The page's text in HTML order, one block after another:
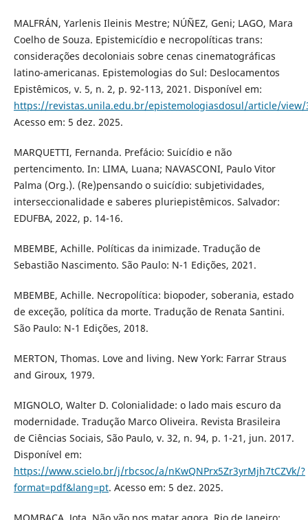
MALFRÁN, Yarlenis Ileinis Mestre; NÚÑEZ, Geni; LAGO, Mara
Coelho de Souza. Epistemicídio e necropolíticas trans:
considerações decoloniais sobre cenas cinematográficas
latino-americanas. Epistemologias do Sul: Deslocamentos
Epistêmicos, v. 5, n. 2, p. 92-113, 2021. Disponível em:
https://revistas.unila.edu.br/epistemologiasdosul/article/view/
Acesso em: 5 dez. 2025.
MARQUETTI, Fernanda. Prefácio: Suicídio e não
pertencimento. In: LIMA, Luana; NAVASCONI, Paulo Vitor
Palma (Org.). (Re)pensando o suicídio: subjetividades,
interseccionalidade e saberes pluriepistêmicos. Salvador:
EDUFBA, 2022, p. 14-16.
MBEMBE, Achille. Políticas da inimizade. Tradução de
Sebastião Nascimento. São Paulo: N-1 Edições, 2021.
MBEMBE, Achille. Necropolítica: biopoder, soberania, estado
de exceção, política da morte. Tradução de Renata Santini.
São Paulo: N-1 Edições, 2018.
MERTON, Thomas. Love and living. New York: Farrar Straus
and Giroux, 1979.
MIGNOLO, Walter D. Colonialidade: o lado mais escuro da
modernidade. Tradução Marco Oliveira. Revista Brasileira
de Ciências Sociais, São Paulo, v. 32, n. 94, p. 1-21, jun. 2017.
Disponível em:
https://www.scielo.br/j/rbcsoc/a/nKwQNPrx5Zr3yrMjh7tCZVk/?
format=pdf&lang=pt. Acesso em: 5 dez. 2025.